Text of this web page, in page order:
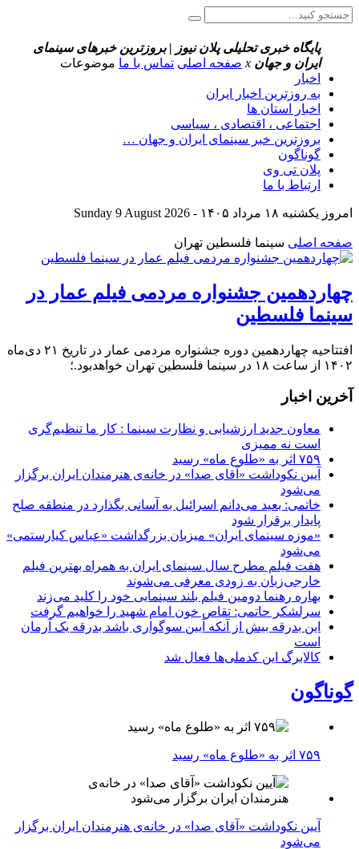
پایگاه خبری تحلیلی پلان نیوز | بروزترین خبرهای سینمای
ایران و جهان x صفحه اصلی تماس با ما موضوعات
اخبار
به روزترین اخبار ایران
اخبار استان ها
اجتماعی ، اقتصادی ، سیاسی
بروزترین خبر سینمای ایران و جهان …
گوناگون
پلان تی وی
ارتباط با ما
امروز یکشنبه ۱۸ مرداد ۱۴۰۵ - Sunday 9 August 2026
صفحه اصلی سینما فلسطین تهران
چهاردهمین جشنواره مردمی فیلم عمار در
سینما فلسطین
افتتاحیه چهاردهمین دوره جشنواره مردمی عمار در تاریخ ۲۱ دی‌ماه
۱۴۰۲ از ساعت ۱۸ در سینما فلسطین تهران خواهدبود.؛
آخرین اخبار
معاون جدید ارزشیابی و نظارت سینما : کار ما تنظیم‌گری
است نه ممیزی
۷۵۹ اثر به «طلوع ماه» رسید
آیین نکوداشت «آقای صدا» در خانه‌ی هنرمندان ایران برگزار
می‌شود
خاتمی: بعید می‌دانم اسرائیل به آسانی بگذارد در منطقه صلح
پایدار برقرار شود
«موزه سینمای ایران» میزبان بزرگداشت «عباس کیارستمی»
می‌شود
هفت فیلم مطرح سال سینمای ایران به همراه بهترین فیلم
خارجی‌زبان به زودی معرفی می‌شوند
بهاره رهنما دومین فیلم بلند سینمایی خود را کلید می‌زند
سرلشکر حاتمی: تقاص خون امام شهید را خواهیم گرفت
این بدرقه بیش از آنکه آیین سوگواری باشد بدرقه یک آرمان
است
کالابرگ این کدملی‌ها فعال شد
گوناگون
۷۵۹ اثر به «طلوع ماه» رسید
آیین نکوداشت «آقای صدا» در خانه‌ی هنرمندان ایران برگزار
می‌شود